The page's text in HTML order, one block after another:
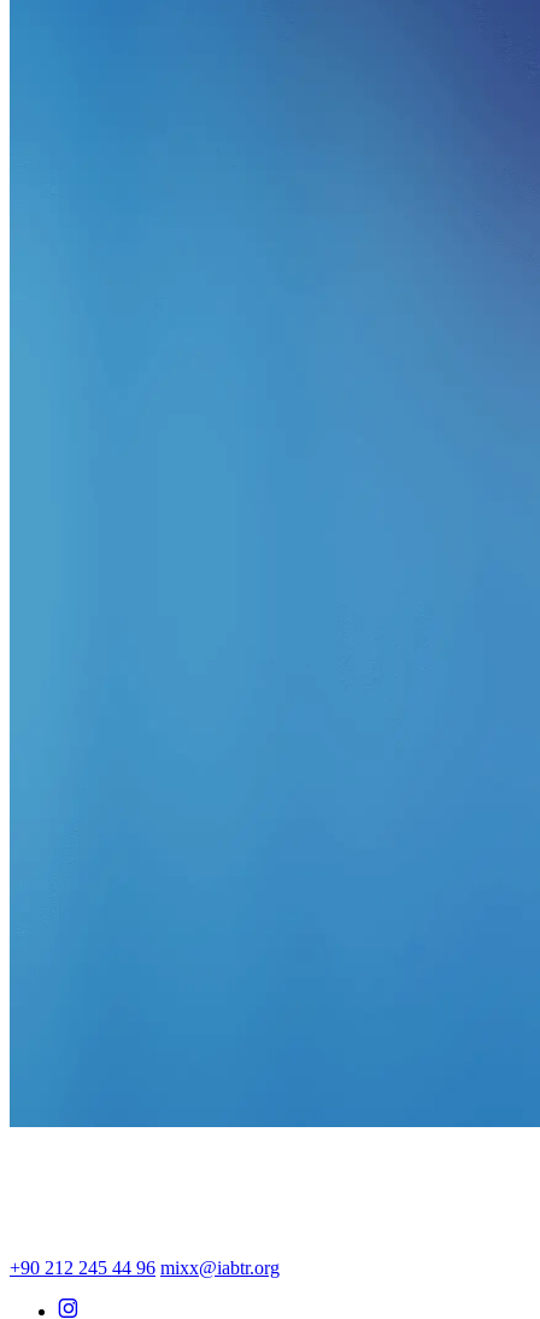
+90 212 245 44 96 mixx@iabtr.org